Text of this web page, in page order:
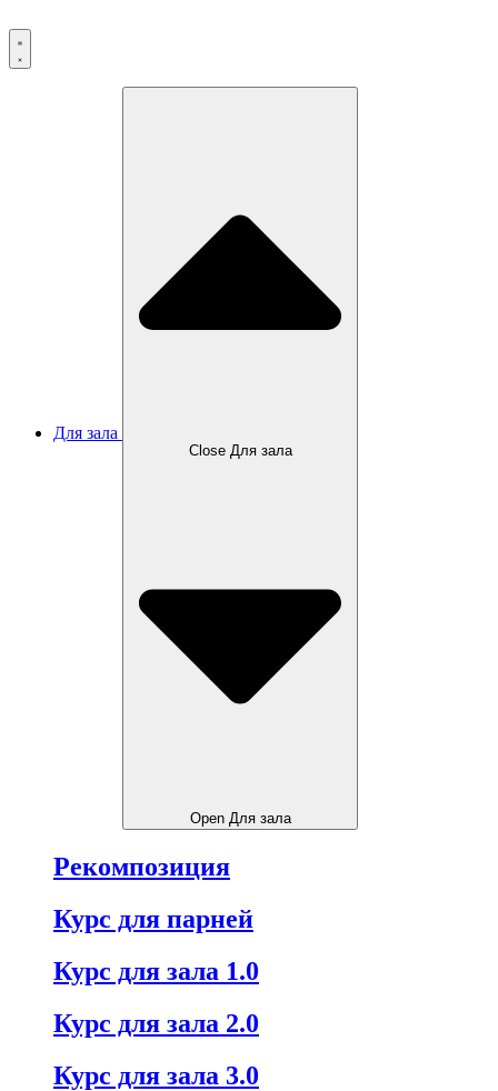
к
содержимому
Для зала
Close Для зала
Open Для зала
Рекомпозиция
Курс для парней
Курс для зала 1.0
Курс для зала 2.0
Курс для зала 3.0